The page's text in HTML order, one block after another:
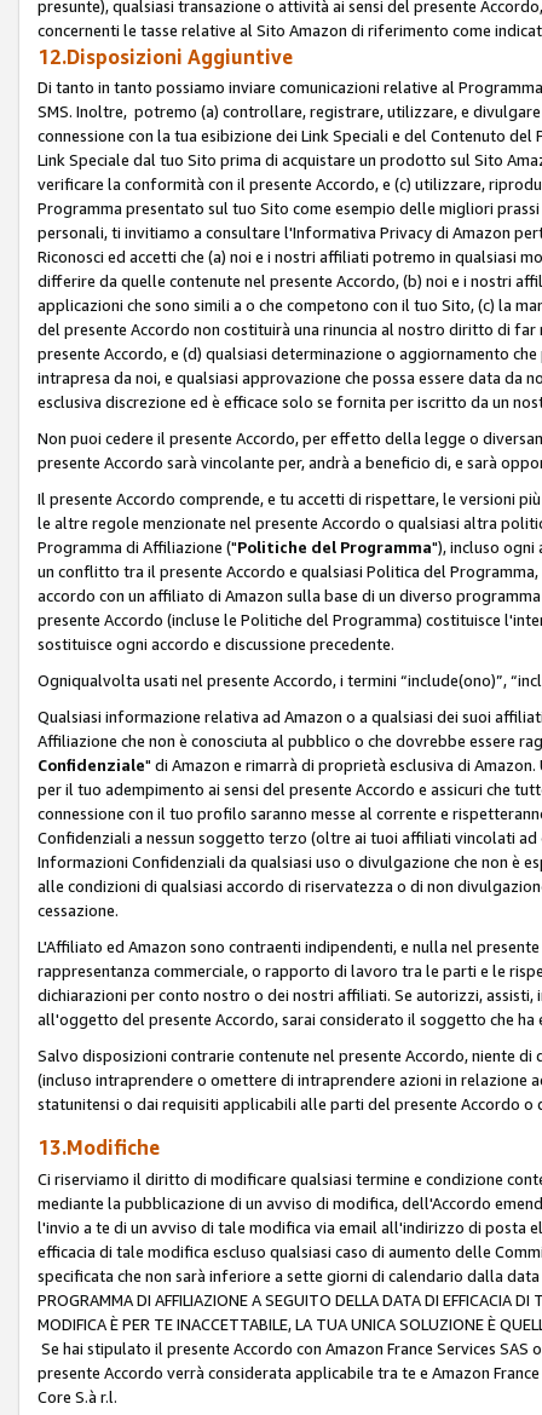
presunte), qualsiasi transazione o attività ai sensi del presente
concernenti le tasse relative al Sito Amazon di riferimento come
12.Disposizioni Aggiuntive
Di tanto in tanto possiamo inviare comunicazioni relative al
SMS. Inoltre, potremo (a) controllare, registrare, utilizzare, e
connessione con la tua esibizione dei Link Speciali e del Contenuto
Link Speciale dal tuo Sito prima di acquistare un prodotto sul Sito
verificare la conformità con il presente Accordo, e (c) utilizzare,
Programma presentato sul tuo Sito come esempio delle migliori
personali, ti invitiamo a consultare l'Informativa Privacy di Amazon
Riconosci ed accetti che (a) noi e i nostri affiliati potremo in qualsiasi
differire da quelle contenute nel presente Accordo, (b) noi e i nostri
applicazioni che sono simili a o che competono con il tuo Sito, (c) la
del presente Accordo non costituirà una rinuncia al nostro diritto di
presente Accordo, e (d) qualsiasi determinazione o aggiornamento
intrapresa da noi, e qualsiasi approvazione che possa essere data
esclusiva discrezione ed è efficace solo se fornita per iscritto da un
Non puoi cedere il presente Accordo, per effetto della legge o
presente Accordo sarà vincolante per, andrà a beneficio di, e sarà
Il presente Accordo comprende, e tu accetti di rispettare, le versioni
le altre regole menzionate nel presente Accordo o qualsiasi altra
Programma di Affiliazione ("Politiche del Programma"), incluso
un conflitto tra il presente Accordo e qualsiasi Politica del
accordo con un affiliato di Amazon sulla base di un diverso
presente Accordo (incluse le Politiche del Programma) costituisce
sostituisce ogni accordo e discussione precedente.
Ogniqualvolta usati nel presente Accordo, i termini “include(ono)”,
Qualsiasi informazione relativa ad Amazon o a qualsiasi dei suoi
Affiliazione che non è conosciuta al pubblico o che dovrebbe essere
Confidenziale" di Amazon e rimarrà di proprietà esclusiva di
per il tuo adempimento ai sensi del presente Accordo e assicuri che
connessione con il tuo profilo saranno messe al corrente e
Confidenziali a nessun soggetto terzo (oltre ai tuoi affiliati vincolati
Informazioni Confidenziali da qualsiasi uso o divulgazione che non è
alle condizioni di qualsiasi accordo di riservatezza o di non
cessazione.
L'Affiliato ed Amazon sono contraenti indipendenti, e nulla nel
rappresentanza commerciale, o rapporto di lavoro tra le parti e le
dichiarazioni per conto nostro o dei nostri affiliati. Se autorizzi,
all'oggetto del presente Accordo, sarai considerato il soggetto che
Salvo disposizioni contrarie contenute nel presente Accordo, niente
(incluso intraprendere o omettere di intraprendere azioni in relazione
statunitensi o dai requisiti applicabili alle parti del presente Accordo o
13.Modifiche
Ci riserviamo il diritto di modificare qualsiasi termine e condizione
mediante la pubblicazione di un avviso di modifica, dell'Accordo
l'invio a te di un avviso di tale modifica via email all'indirizzo di
efficacia di tale modifica escluso qualsiasi caso di aumento delle
specificata che non sarà inferiore a sette giorni di calendario dalla data
PROGRAMMA DI AFFILIAZIONE A SEGUITO DELLA DATA DI EFFICACIA
MODIFICA È PER TE INACCETTABILE, LA TUA UNICA SOLUZIONE È
Se hai stipulato il presente Accordo con Amazon France Services
presente Accordo verrà considerata applicabile tra te e Amazon
Core S.à r.l.